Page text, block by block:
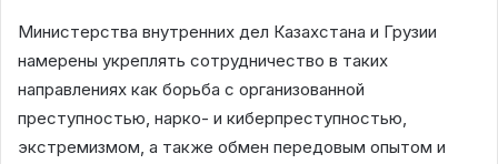
Министерства внутренних дел Казахстана и Грузии
намерены укреплять сотрудничество в таких
направлениях как борьба с организованной
преступностью, нарко- и киберпреступностью,
экстремизмом, а также обмен передовым опытом и